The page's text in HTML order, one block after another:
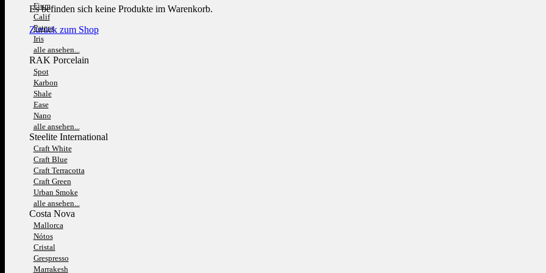
Es befinden sich keine Produkte im Warenkorb.
Zurück zum Shop
Fium
Calif
Patera
Iris
alle ansehen...
RAK Porcelain
Spot
Karbon
Shale
Ease
Nano
alle ansehen...
Steelite International
Craft White
Craft Blue
Craft Terracotta
Craft Green
Urban Smoke
alle ansehen...
Costa Nova
Mallorca
Nótos
Cristal
Grespresso
Marrakesh